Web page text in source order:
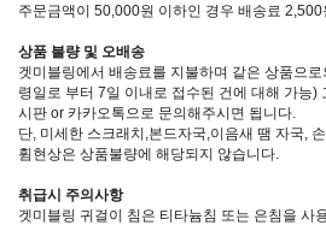
주문금액이 50,000원 이하인 경우 배송료 2,500
상품 불량 및 오배송
겟미블링에서 배송료를 지불하며 같은 상품으
령일로 부터 7일 이내로 접수된 건에 대해 가능
시판 or 카카오톡으로 문의해주시면 됩니다.
단, 미세한 스크래치,본드자국,이음새 땜 자국,
휨현상은 상품불량에 해당되지 않습니다.
취급시 주의사항
겟미블링 귀걸이 침은 티타늄침 또는 은침을 사